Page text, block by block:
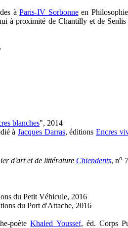
à Paris-IV Sorbonneen
à proximité de Chantilly et de Senlis
blanches", 2014
àJacques Darras, éditionsEncres
d'art et de littérature Chiendents, no
du Petit Véhicule, 2016
du Port d'Attache, 2016
poèteKhaled Youssef, éd. Corps